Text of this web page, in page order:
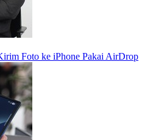
Foto ke iPhone Pakai AirDrop